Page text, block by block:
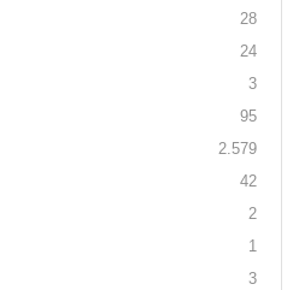
28
24
3
95
2.579
42
2
1
3